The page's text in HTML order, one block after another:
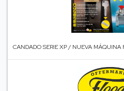
CANDADO SERIE XP / NUEVA MÁQUINA